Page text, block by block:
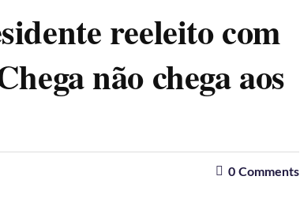
reeleito com
não chega aos
0Comments